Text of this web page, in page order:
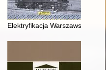
R. 29, nr 56 (2023)
Elektryfikacja Warszawskiego